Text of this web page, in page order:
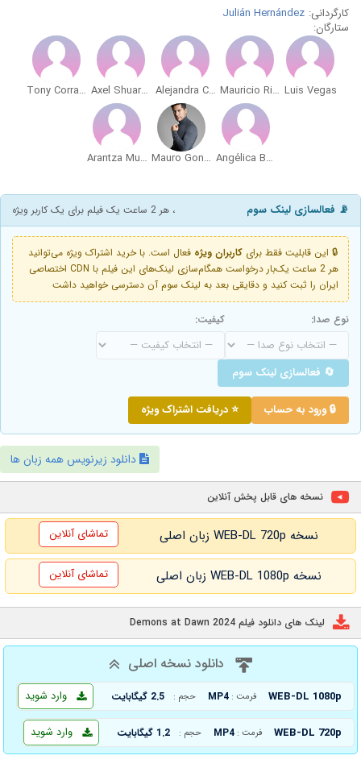
کارگردانی: Julián Hernández
ستارگان:
Luis Vegas
Mauricio Rico
Alejandra Campos
Axel Shuarma
Tony Corrales
Angélica Baños Hernández
Mauro González
Arantza Muñoz Montemayor
📡 فعالسازی لینک سوم ، هر 2 ساعت یک فیلم برای یک کاربر ویژه
🔒 این قابلیت فقط برای کاربران ویژه فعال است. با خرید اشتراک ویژه می‌توانید
هر 2 ساعت یک‌بار درخواست همگام‌سازی لینک‌های این فیلم با CDN اختصاصی
ایران را ثبت کنید و دقایقی بعد به لینک سوم آن دسترسی خواهید داشت
نوع صدا: کیفیت:
🔄 فعالسازی لینک سوم
🔒 ورود به حساب ⭐ دریافت اشتراک ویژه
دانلود زیرنویس همه زبان ها
نسخه های قابل پخش آنلاین
نسخه WEB-DL 720p زبان اصلی تماشای آنلاین
نسخه WEB-DL 1080p زبان اصلی تماشای آنلاین
لینک های دانلود فیلم Demons at Dawn 2024
دانلود نسخه اصلی
WEB-DL 1080p فرمت : MP4 حجم : 2.5 گیگابایت وارد شوید
WEB-DL 720p فرمت : MP4 حجم : 1.2 گیگابایت وارد شوید